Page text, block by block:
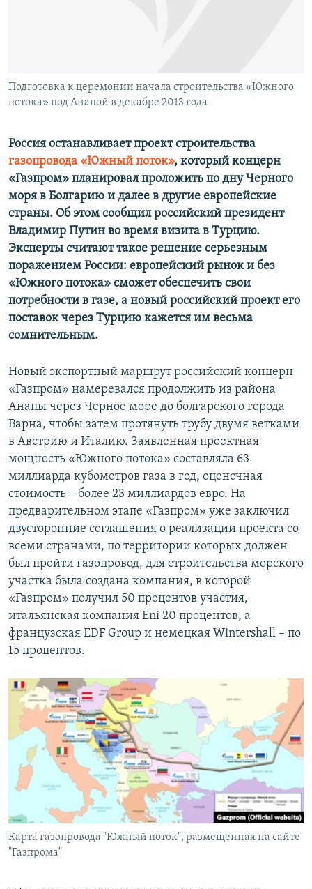
УКРАИНСКАЯ ПРОБЛЕМА КРЫМА
Все сайты RFE/RL
Подготовка к церемонии начала строительства «Южного
потока» под Анапой в декабре 2013 года
Россия останавливает проект строительства
газопровода «Южный поток», который концерн
«Газпром» планировал проложить по дну Черного
моря в Болгарию и далее в другие европейские
страны. Об этом сообщил российский президент
Владимир Путин во время визита в Турцию.
Эксперты считают такое решение серьезным
поражением России: европейский рынок и без
«Южного потока» сможет обеспечить свои
потребности в газе, а новый российский проект его
поставок через Турцию кажется им весьма
сомнительным.
Новый экспортный маршрут российский концерн
«Газпром» намеревался продолжить из района
Анапы через Черное море до болгарского города
Варна, чтобы затем протянуть трубу двумя ветками
в Австрию и Италию. Заявленная проектная
мощность «Южного потока» составляла 63
миллиарда кубометров газа в год, оценочная
стоимость – более 23 миллиардов евро. На
предварительном этапе «Газпром» уже заключил
двусторонние соглашения о реализации проекта со
всеми странами, по территории которых должен
был пройти газопровод, для строительства морского
участка была создана компания, в которой
«Газпром» получил 50 процентов участия,
итальянская компания Eni 20 процентов, а
французская EDF Group и немецкая Wintershall – по
15 процентов.
Карта газопровода "Южный поток", размещенная на сайте
"Газпрома"